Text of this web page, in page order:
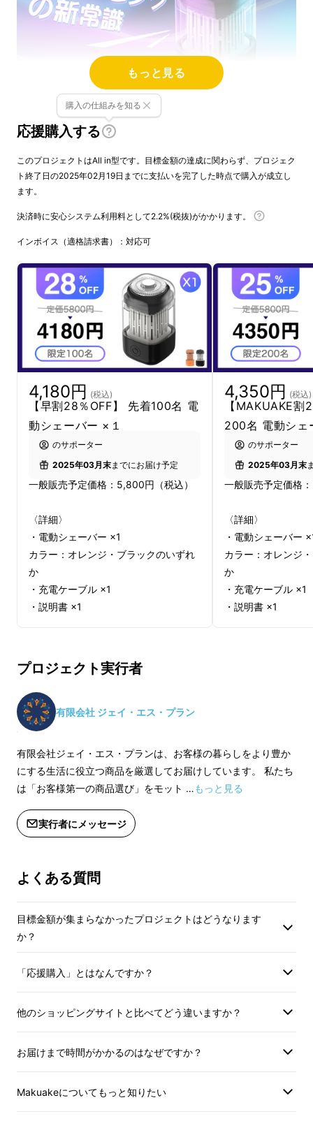
清潔さと便利さを追求した新しい剃刀
体験
日々のひげ剃りをもっと清潔に、もっ
とスマートに。
キウイの毛までスムーズに！
こんな方におすすめ！
コンパクトでスタイリッシュなシェーバーをお
適なひげ剃りを体験してください！
もっと見る
応援購入する
購入の仕組みを知る
このプロジェクトはAll in型です。目標金額の達成に関わらず、プロジェク
ト終了日の2025年02月19日までに支払いを完了した時点で購入が成立し
ます。
決済時に安心システム利用料として2.2%(税抜)がかかります。
インボイス（適格請求書）：対応可
4,180円 (税込)
【早割28％OFF】 先着100名 電
動シェーバー ×１
のサポーター
2025年03月末までにお届け予定
一般販売予定価格：5,800円（税込）
〈詳細〉
・電動シェーバー ×1
カラー：オレンジ・ブラックのいずれ
か
・充電ケーブル ×1
・説明書 ×1
※ご注文状況・使用部材の供給状況・
製造工程上の都合・輸送上の都合等に
より、出荷時期が遅れる場合がござい
ます。
※皆様の応援購入により量産効率が向
上した場合、正規販売価格が販売予定
価格より下がる可能性がございます。
※デザイン・仕様は変更になる可能性
4,350円 (税込)
【MAKUAKE
200名 電動シェ
のサポーター
2025年03月末
一般販売予定価格
〈詳細〉
・電動シェーバー
カラー：オレンジ
か
・充電ケーブル ×1
・説明書 ×1
上した場合、正規
価格より下がる可
プロジェクト実行者
有限会社 ジェイ・エス・プラン
有限会社ジェイ・エス・プランは、お客様の暮らしをより豊か
にする生活に役立つ商品を厳選してお届けしています。 私たち
は「お客様第一の商品選び」をモット …もっと見る
実行者にメッセージ
よくある質問
目標金額が集まらなかったプロジェクトはどうなります
か？
「応援購入」とはなんですか？
他のショッピングサイトと比べてどう違いますか？
お届けまで時間がかかるのはなぜですか？
Makuakeについてもっと知りたい